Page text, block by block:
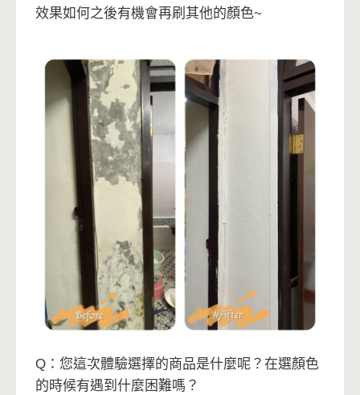
效果如何之後有機會再刷其他的顏色~
Q：您這次體驗選擇的商品是什麼呢？在選顏色
的時候有遇到什麼困難嗎？